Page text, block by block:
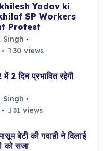
Yadav ki
SP Workers
Protest
Singh
30 views
दिन प्रभावित रहेगी
Singh
31 views
बेटी की गवाही ने दिलाई
को सजा